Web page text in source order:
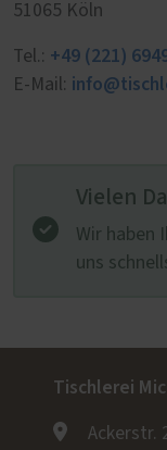
51065 Köln
Tel.: +49 (221)
E-Mail:
Vielen
Wir haben
uns
Tischlerei
Ackerstr.